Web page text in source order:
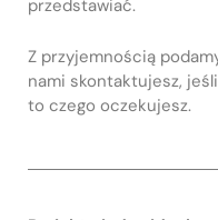
przedstawiać.
Z przyjemnością
nami skontaktujesz,
to czego oczekujesz.